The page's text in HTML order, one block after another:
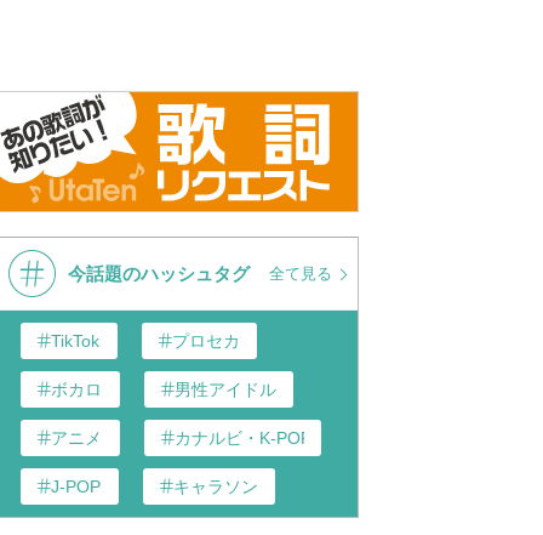
今話題のハッシュタグ 全て見る
TikTok プロセカ
ボカロ 男性アイドル
アニメ カナルビ・K-POP和訳
J-POP キャラソン